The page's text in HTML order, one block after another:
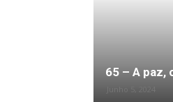
65 – A paz,